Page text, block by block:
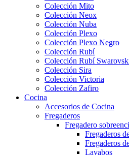
Colección Mito
Colección Neox
Colección Nuba
Colección Plexo
Colección Plexo Negro
Colección Rubí
Colección Rubí
Colección Sira
Colección Victoria
Colección Zafiro
Cocina
Accesorios de Cocina
Fregaderos
Fregadero
Fregaderos
Fregaderos
Lavabos